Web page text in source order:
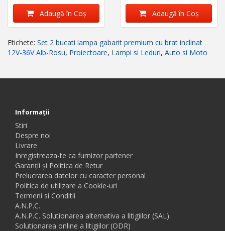
Adaugă în Coş Adaugă în Coş
Etichete: Set 2 bucati lampa gabarit premium cu brat inclinat
12V-36V Alb-Rosu, Proiectoare, Lampi si Leduri, Auto si Moto
Informaţii
Stiri
Despre noi
Livrare
Inregistreaza-te ca furnizor partener
Garanții și Politica de Retur
Prelucrarea datelor cu caracter personal
Politica de utilizare a Cookie-uri
Termeni si Conditii
A.N.P.C.
A.N.P.C. Solutionarea alternativa a litigiilor (SAL)
Solutionarea online a litigiilor (ODR)